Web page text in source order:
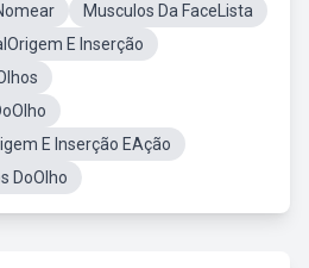
Musculos Da FaceLista
E Inserção
E Inserção EAção
DoOlho